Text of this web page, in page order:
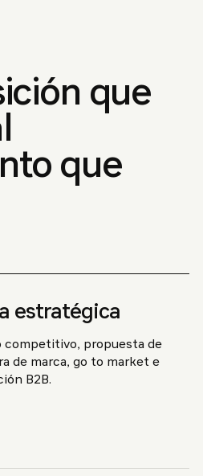
que
que
estratégica
competitivo, propuesta de
de marca, go to market e
B2B.